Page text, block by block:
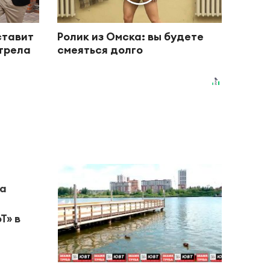
Ролик из Омска: вы будете
смеяться долго
в